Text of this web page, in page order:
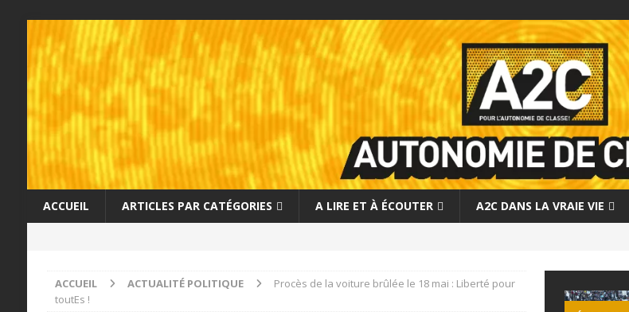
ACCUEIL ARTICLES PAR CATÉGORIES A LIRE ET À ÉCOUTER A2C DANS LA VRAIE VIE
ACCUEIL ACTUALITÉ POLITIQUE
Procès de la voiture brûlée le 18 mai : Liberté pour
toutEs !